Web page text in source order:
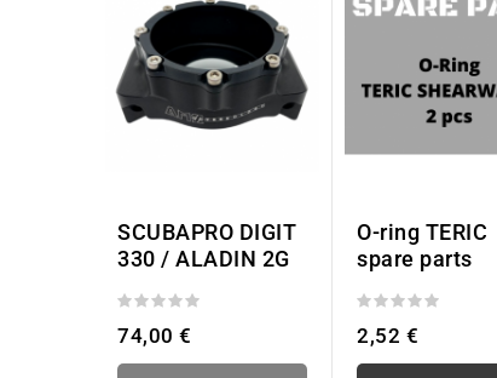
SCUBAPRO DIGIT
330 / ALADIN 2G
74,00 €
O-ring TERIC
spare parts
2,52 €